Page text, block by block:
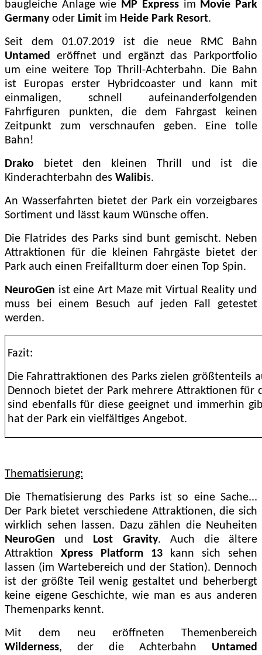
baugleiche Anlage wie MP Expressim Movie Park
Germanyoder Limit im Heide Park Resort.
Seit dem 01.07.2019 ist die neue RMC Bahn
Untamed eröffnet und ergänzt das Parkportfolio
um eine weitere Top Thrill-Achterbahn. Die Bahn
ist Europas erster Hybridcoaster und kann mit
einmaligen, schnell aufeinanderfolgenden
Fahrfiguren punkten, die dem Fahrgast keinen
Zeitpunkt zum verschnaufen geben. Eine tolle
Bahn!
Drako bietet den kleinen Thrill und ist die
Kinderachterbahn des Walibis.
An Wasserfahrten bietet der Park ein vorzeigbares
Sortiment und lässt kaum Wünsche offen.
Die Flatrides des Parks sind bunt gemischt. Neben
Attraktionen für die kleinen Fahrgäste bietet der
Park auch einen Freifallturm doer einen Top Spin.
NeuroGen ist eine Art Maze mit Virtual Reality und
muss bei einem Besuch auf jeden Fall getestet
werden.
Fazit:
Die Fahrattraktionen des Parks zielen größtenteils
Dennoch bietet der Park mehrere Attraktionen für
sind ebenfalls für diese geeignet und immerhin
hat der Park ein vielfältiges Angebot.
Thematisierung:
Die Thematisierung des Parks ist so eine Sache...
Der Park bietet verschiedene Attraktionen, die sich
wirklich sehen lassen. Dazu zählen die Neuheiten
NeuroGen und Lost Gravity. Auch die ältere
Attraktion Xpress Platform 13 kann sich sehen
lassen (im Wartebereich und der Station). Dennoch
ist der größte Teil wenig gestaltet und beherbergt
keine eigene Geschichte, wie man es aus anderen
Themenparks kennt.
Mit dem neu eröffneten Themenbereich
Wilderness, der die Achterbahn Untamed